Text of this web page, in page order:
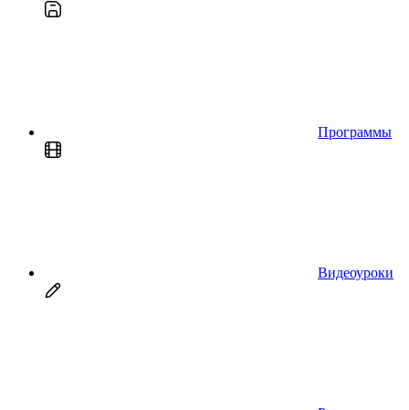
Программы
Видеоуроки